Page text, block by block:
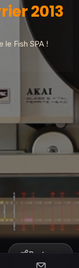
2013
le Fish SPA !
Partager